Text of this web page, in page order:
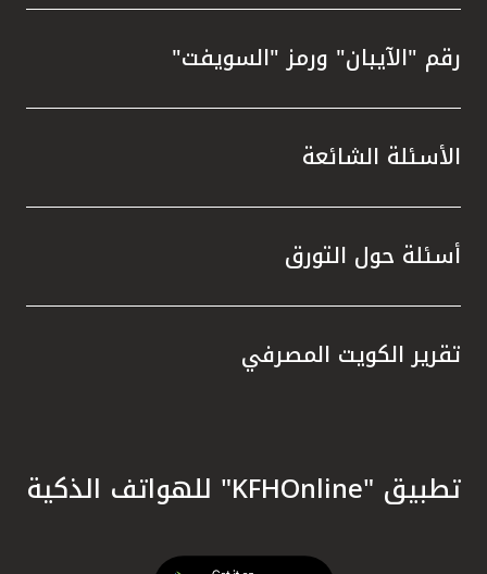
رقم "الآيبان" ورمز "السويفت"
الأسئلة الشائعة
أسئلة حول التورق
تقرير الكويت المصرفي
تطبيق "KFHOnline" للهواتف الذكية